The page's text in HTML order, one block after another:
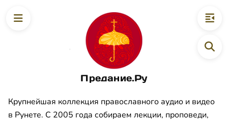
Предание.Ру
Крупнейшая коллекция православного аудио и видео
в Рунете. С 2005 года собираем лекции, проповеди,